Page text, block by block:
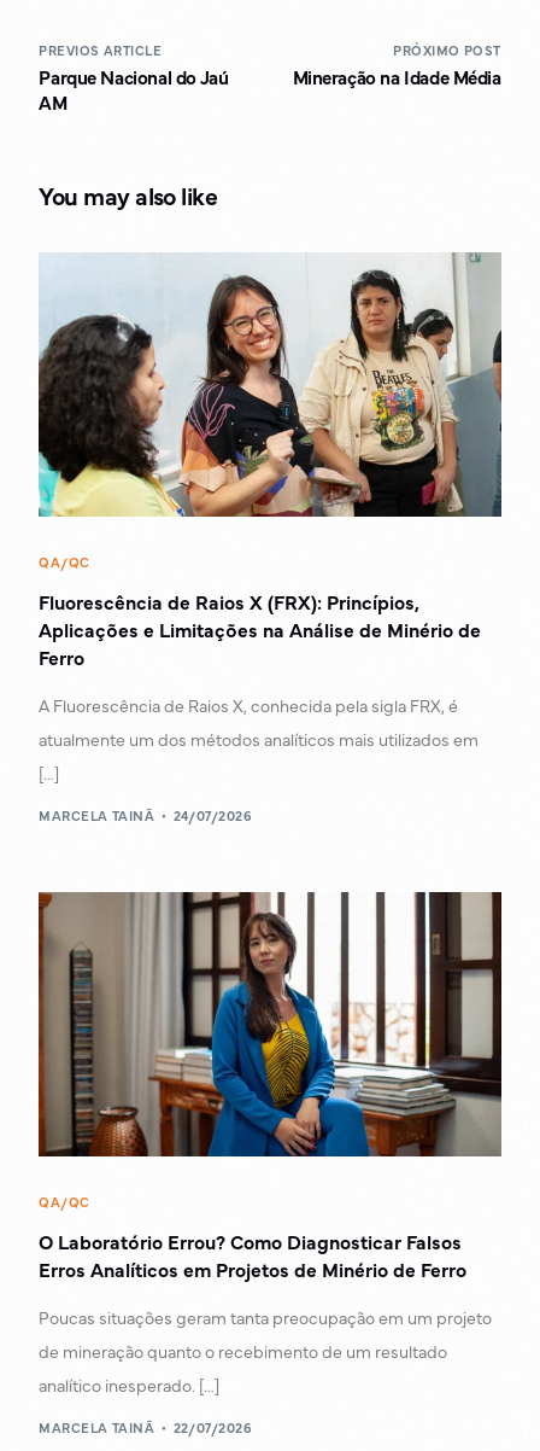
PREVIOS ARTICLE
Parque Nacional do Jaú
AM
PRÓXIMO POST
Mineração na Idade Média
You may also like
QA/QC
Fluorescência de Raios X (FRX): Princípios,
Aplicações e Limitações na Análise de Minério de
Ferro
A Fluorescência de Raios X, conhecida pela sigla FRX, é
atualmente um dos métodos analíticos mais utilizados em
[…]
MARCELA TAINÃ 24/07/2026
QA/QC
O Laboratório Errou? Como Diagnosticar Falsos
Erros Analíticos em Projetos de Minério de Ferro
Poucas situações geram tanta preocupação em um projeto
de mineração quanto o recebimento de um resultado
analítico inesperado. […]
MARCELA TAINÃ 22/07/2026